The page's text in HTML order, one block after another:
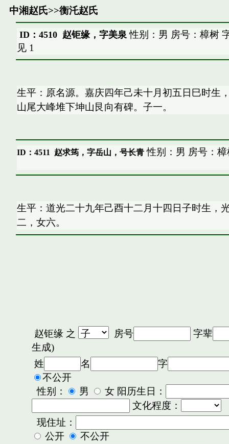
中湘赵氏>>衡汑赵氏
ID：4510 赵钜缘，字美泉 性别：男 房号：樟树
见 1
生平：原名源。嘉庆四年己未十月初五日巳时生
山尾大峰堆下坤山艮向有碑。子一。
ID：4511 赵求筠，字岳山，号长青性别：男 房号：樟
生平：道光二十九年己酉十二月十四日子时生，
二，女六。
赵钜缘之 房号
字辈
生成)
姓
名
字
不公开
性别：
男
女 阳历生日：
文化程度：
现住址：
公开
不公开